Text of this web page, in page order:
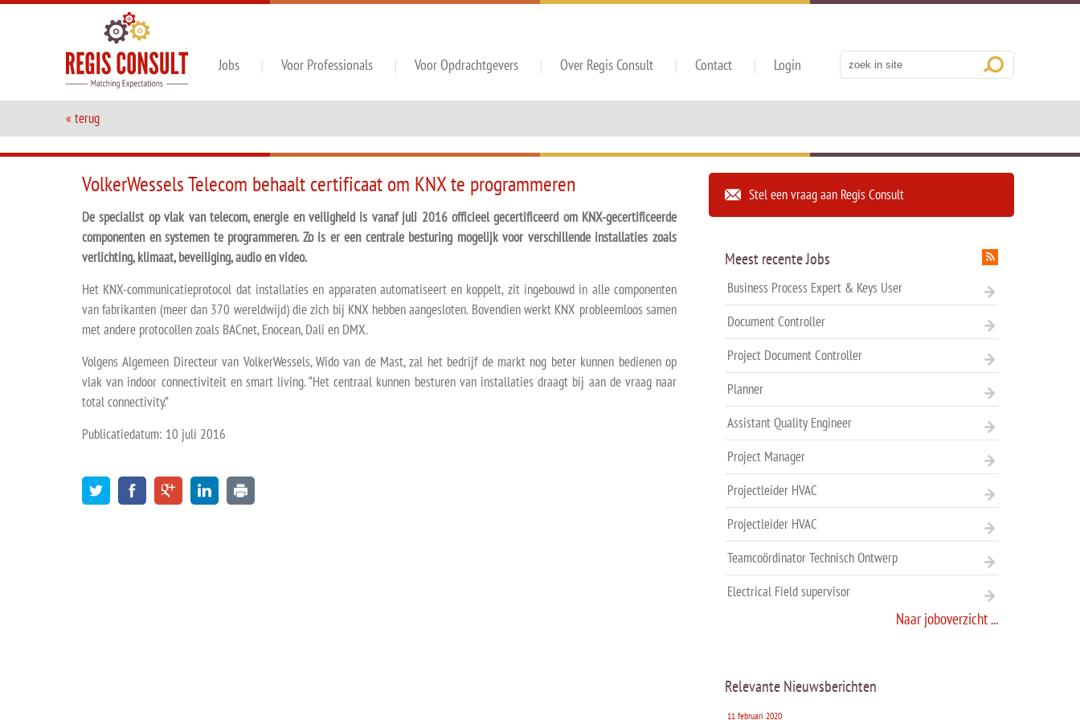
Jobs Voor Professionals Voor Opdrachtgevers Over Regis Consult Contact Login
« terug
VolkerWessels Telecom behaalt certificaat om KNX te programmeren
De specialist op vlak van telecom, energie en veiligheid is vanaf juli 2016 officieel gecertificeerd om KNX-gecertificeerde
componenten en systemen te programmeren. Zo is er een centrale besturing mogelijk voor verschillende installaties zoals
verlichting, klimaat, beveiliging, audio en video.
Het KNX-communicatieprotocol dat installaties en apparaten automatiseert en koppelt, zit ingebouwd in alle componenten
van fabrikanten (meer dan 370 wereldwijd) die zich bij KNX hebben aangesloten. Bovendien werkt KNX probleemloos samen
met andere protocollen zoals BACnet, Enocean, Dali en DMX.
Volgens Algemeen Directeur van VolkerWessels, Wido van de Mast, zal het bedrijf de markt nog beter kunnen bedienen op
vlak van indoor connectiviteit en smart living. “Het centraal kunnen besturen van installaties draagt bij aan de vraag naar
total connectivity.”
Publicatiedatum: 10 juli 2016
Stel een vraag aan Regis Consult
Meest recente Jobs
Business Process Expert & Keys User
Document Controller
Project Document Controller
Planner
Assistant Quality Engineer
Project Manager
Projectleider HVAC
Projectleider HVAC
Teamcoördinator Technisch Ontwerp
Electrical Field supervisor
Naar joboverzicht ...
Relevante Nieuwsberichten
11 februari 2020